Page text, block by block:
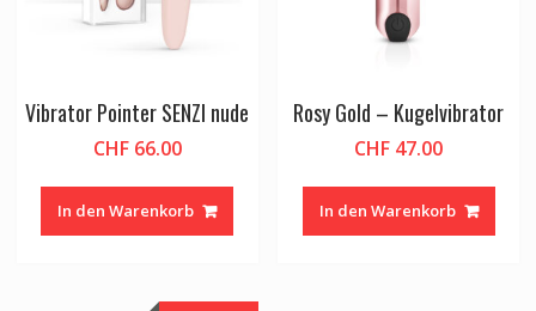
Vibrator Pointer SENZI nude
CHF66.00
In den Warenkorb
Rosy Gold – Kugelvibrator
CHF 47.00
In den Warenkorb